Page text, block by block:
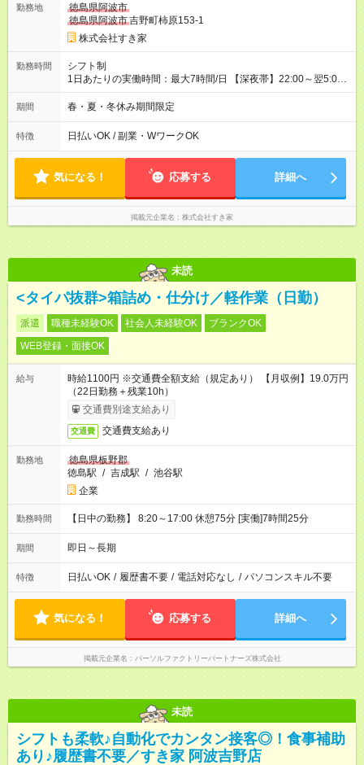
同時給）
勤務地
徳島県阿波市
徳島県阿波市吉野町柿原153-1
株式会社すき家
勤務時間
シフト制
1日あたりの実働時間：最大7時間/日 【深夜帯】22:00～翌5:00
週2日～・1日2h～OK◎ ※22:00から翌5:00までは18歳以上の方
のみ勤務可能です（18歳未満の深夜業務禁止のため） ★深夜で
す。 必ず、2名以上での勤務を行いますので、安心して働けま
す。
期間 春・夏・冬休み期間限定
特徴 日払いOK / 副業・WワークOK
気になる！ 応募する 詳細へ
掲載元企業名 株式会社すき家
未読
<タイパ抜群>箱詰め・仕分け／軽作業（日勤）
派遣 職種未経験OK 社会人未経験OK
ブランクOK
WEB登録・面接OK
給与
時給1100円 ※交通費全額支給（規定あり） 【月収例】19.0万円
（22日勤務＋残業10h）
交通費別途支給あり
交通費 交通費支給あり
勤務地
徳島県板野郡
徳島駅 / 吉成駅 / 池谷駅
企業
勤務時間 【日中の勤務】 8:20～17:00 休憩75分 [実働]7時間25分
期間 即日～長期
特徴 日払いOK / 履歴書不要 / 電話対応なし / パソコンスキル不要
気になる！ 応募する 詳細へ
掲載元企業名 パーソルファクトリーパートナーズ株式会社
未読
シフトも柔軟♪自動化でカンタン接客◎！食事補助
あり♪履歴書不要／すき家 阿波吉野店